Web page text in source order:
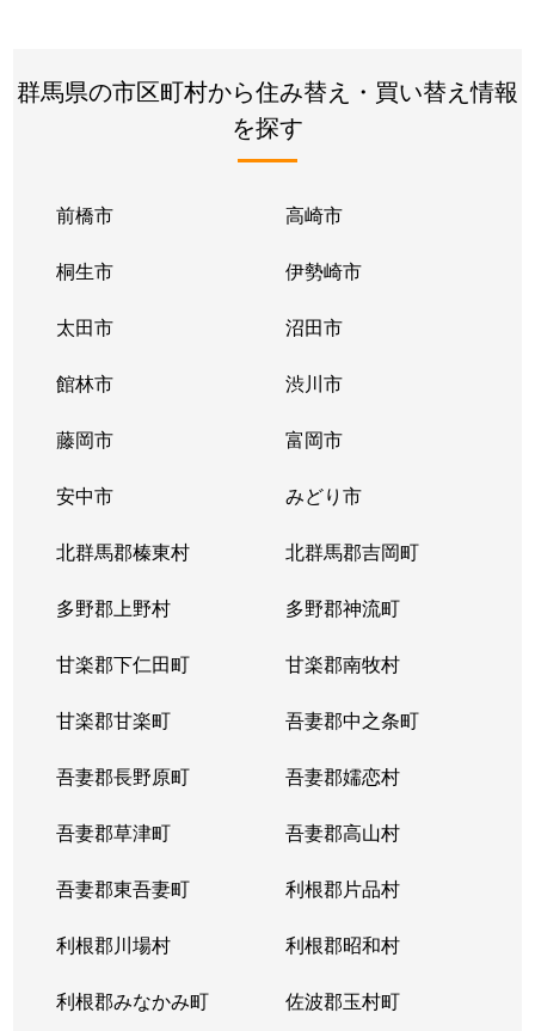
群馬県の市区町村から住み替え・買い替え情報
を探す
前橋市 高崎市
桐生市 伊勢崎市
太田市 沼田市
館林市 渋川市
藤岡市 富岡市
安中市 みどり市
北群馬郡榛東村 北群馬郡吉岡町
多野郡上野村 多野郡神流町
甘楽郡下仁田町 甘楽郡南牧村
甘楽郡甘楽町 吾妻郡中之条町
吾妻郡長野原町 吾妻郡嬬恋村
吾妻郡草津町 吾妻郡高山村
吾妻郡東吾妻町 利根郡片品村
利根郡川場村 利根郡昭和村
利根郡みなかみ町 佐波郡玉村町